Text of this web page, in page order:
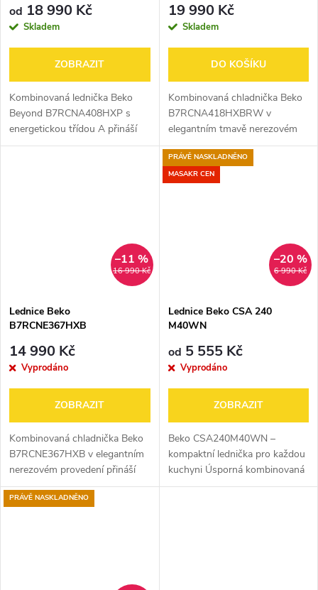
od 18 990 Kč
Skladem
ZOBRAZIT
Kombinovaná lednička Beko
Beyond B7RCNA408HXP s
energetickou třídou A přináší
úsporný provoz a inovativní
19 990 Kč
Skladem
DO KOŠÍKU
Kombinovaná chladnička Beko
B7RCNA418HXBRW v
elegantním tmavě nerezovém
provedení nabízí velký objem
415 l, úspornou energetickou
třídu A a moderní
16 990 Kč
–11 %
Lednice Beko
B7RCNE367HXB
14 990 Kč
Vyprodáno
ZOBRAZIT
Kombinovaná chladnička Beko
B7RCNE367HXB v elegantním
nerezovém provedení přináší
nejen moderní design, ale i
vysokou úsporu energie díky
PRÁVĚ NASKLADNĚNO
MASAKR CEN
6 990 Kč
–20 %
Lednice Beko CSA 240
M40WN
od 5 555 Kč
Vyprodáno
ZOBRAZIT
Beko CSA240M40WN –
kompaktní lednička pro každou
kuchyni Úsporná kombinovaná
lednička s technologií
PRÁVĚ NASKLADNĚNO